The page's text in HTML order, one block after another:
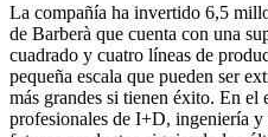
La compañía ha invertido 6,5
de Barberà que cuenta con una
cuadrado y cuatro líneas de
pequeña escala que pueden ser
más grandes si tienen éxito. En el
profesionales de I+D, ingeniería y